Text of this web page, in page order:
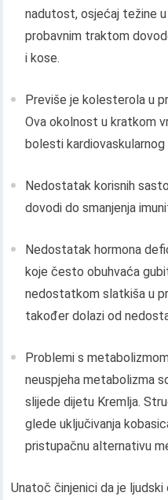
nadutost, osjećaj težine
probavnim traktom
i kose.
Previše je kolesterola u
Ova okolnost u kratkom
bolesti
Nedostatak korisnih
dovodi do smanjenja
Nedostatak hormona
koje često obuhvaća
nedostatkom slatkiša u
također dolazi od
Problemi s
neuspjeha metabolizma
slijede dijetu Kremlja.
glede uključivanja
pristupačnu alternativu
Unatoč činjenici da je